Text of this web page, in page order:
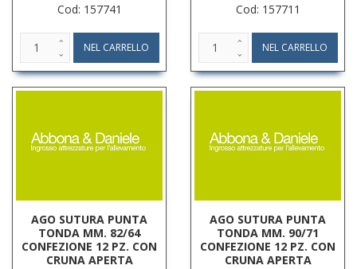
Cod: 157741
Cod: 157711
AGO SUTURA PUNTA
TONDA MM. 82/64
CONFEZIONE 12 PZ. CON
CRUNA APERTA
AGO SUTURA PUNTA
TONDA MM. 90/71
CONFEZIONE 12 PZ. CON
CRUNA APERTA